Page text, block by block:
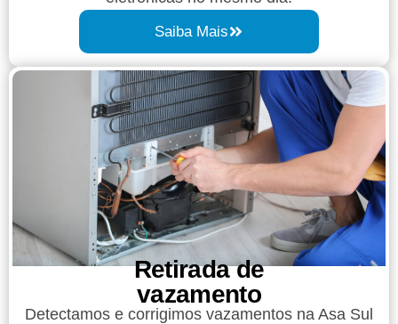
Saiba Mais
Retirada de
vazamento​​
Detectamos e corrigimos vazamentos na Asa Sul